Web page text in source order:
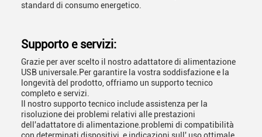
standard di consumo energetico.
Supporto e servizi:
Grazie per aver scelto il nostro adattatore di alimentazione
USB universale.Per garantire la vostra soddisfazione e la
longevità del prodotto, offriamo un supporto tecnico
completo e servizi.
Il nostro supporto tecnico include assistenza per la
risoluzione dei problemi relativi alle prestazioni
dell'adattatore di alimentazione.problemi di compatibilità